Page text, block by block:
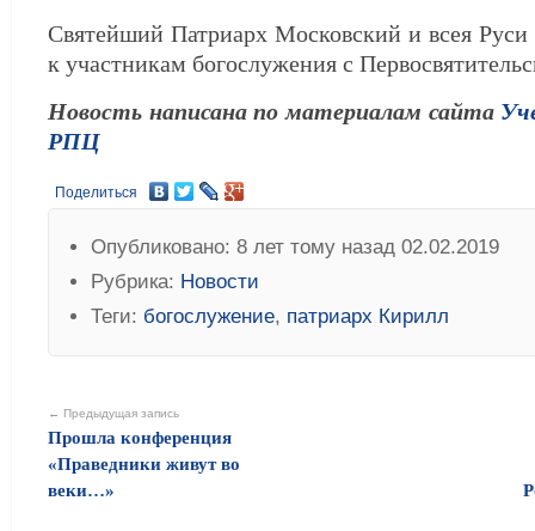
Святейший Патриарх Московский и всея Руси
к участникам богослужения с
Новость написана по материалам сайта
РПЦ
Поделиться
Опубликовано: 8 лет тому назад 02.02.2019
Рубрика: Новости
Теги: богослужение, патриарх Кирилл
← Предыдущая запись
Прошла конференция
«Праведники живут во
веки…»